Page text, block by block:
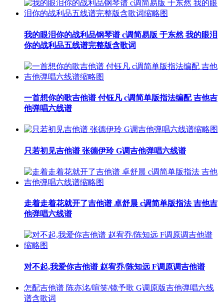
我的眼泪你的战利品钢琴谱 c调简易版 于东然 我的眼泪
你的战利品五线谱完整版含歌词
一首想你的歌吉他谱 付钰凡 c调简单版指法编配 吉他吉
他弹唱六线谱
只若初见吉他谱 张德伊玲 G调吉他弹唱六线谱
走着走着花就开了吉他谱 卓舒晨 c调简单版指法 吉他吉
他弹唱六线谱
对不起,我爱你吉他谱 赵宥乔/陈知远 F调原调吉他谱
怎配吉他谱 陈亦洺/喧笑/镜予歌 G调原版吉他弹唱六线
谱含歌词